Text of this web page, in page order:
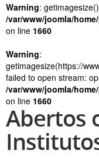
Warning:
/var/www/joomla/
on line 1660
Warning:
getimagesize(https://
failed to open stream:
/var/www/joomla/
on line 1660
Abertos